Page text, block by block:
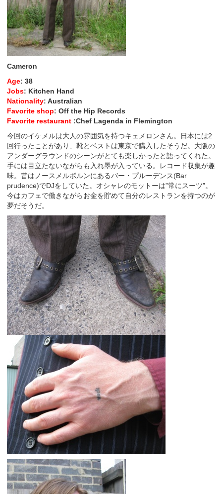
Cameron
Age: 38
Jobs: Kitchen Hand
Nationality: Australian
Favorite shop: Off the Hip Records
Favorite restaurant :Chef Lagenda in Flemington
今回のイケメルは大人の雰囲気を持つキェメロンさん。日本には2
回行ったことがあり、靴とベストは東京で購入したそうだ。大阪の
アンダーグラウンドのシーンがとても楽しかったと語ってくれた。
手には目立たないながらも入れ墨が入っている。レコード収集が趣
味。昔はノースメルボルンにあるバー・プルーデンス(Bar
prudence)でDJをしていた。オシャレのモットーは”常にスーツ”。
今はカフェで働きながらお金を貯めて自分のレストランを持つのが
夢だそうだ。